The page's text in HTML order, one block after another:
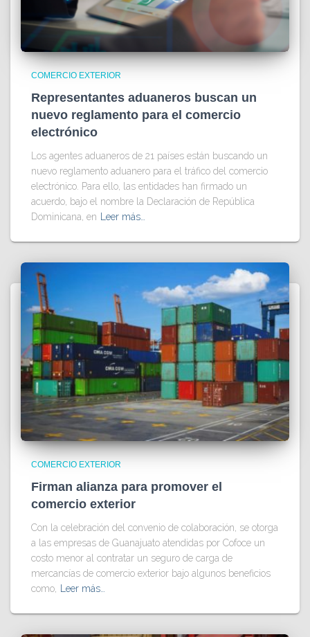
COMERCIO EXTERIOR
Representantes aduaneros buscan un
nuevo reglamento para el comercio
electrónico
Los agentes aduaneros de 21 países están buscando un
nuevo reglamento aduanero para el tráfico del comercio
electrónico. Para ello, las entidades han firmado un
acuerdo, bajo el nombre la Declaración de República
Dominicana, en
Leer más…
COMERCIO EXTERIOR
Firman alianza para promover el
comercio exterior
Con la celebración del convenio de colaboración, se otorga
a las empresas de Guanajuato atendidas por Cofoce un
costo menor al contratar un seguro de carga de
mercancías de comercio exterior bajo algunos beneficios
como, Leer más…